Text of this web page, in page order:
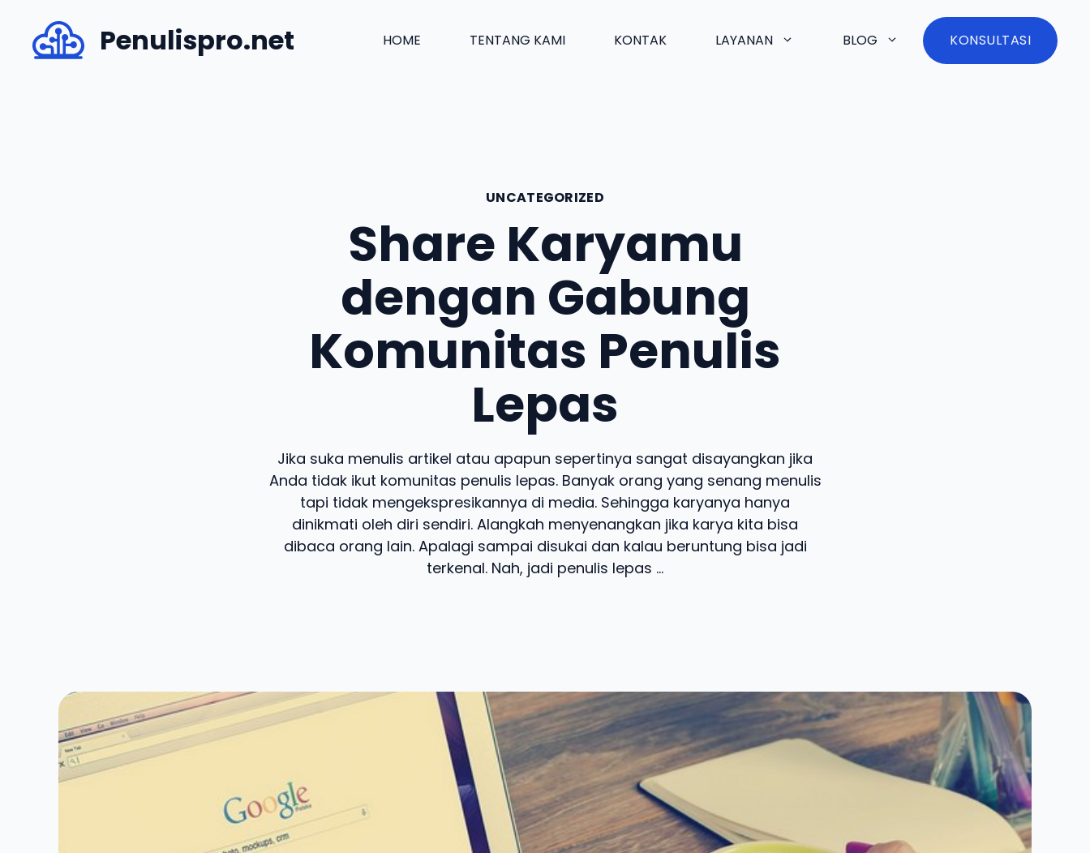
content
Penulispro.net HOME TENTANG KAMI KONTAK LAYANAN BLOG KONSULTASI
UNCATEGORIZED
Share Karyamu
dengan Gabung
Komunitas Penulis
Lepas
Jika suka menulis artikel atau apapun sepertinya sangat disayangkan jika
Anda tidak ikut komunitas penulis lepas. Banyak orang yang senang menulis
tapi tidak mengekspresikannya di media. Sehingga karyanya hanya
dinikmati oleh diri sendiri. Alangkah menyenangkan jika karya kita bisa
dibaca orang lain. Apalagi sampai disukai dan kalau beruntung bisa jadi
terkenal. Nah, jadi penulis lepas ...